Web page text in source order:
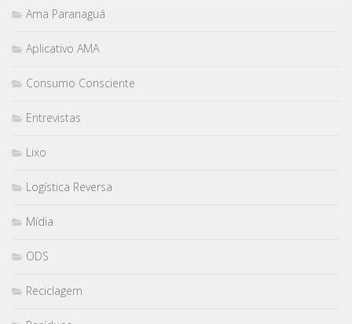
Ama Paranaguá
Aplicativo AMA
Consumo Consciente
Entrevistas
Lixo
Logística Reversa
Mídia
ODS
Reciclagem